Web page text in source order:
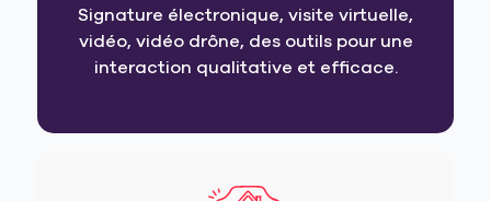
Signature électronique, visite virtuelle,
vidéo, vidéo drône, des outils pour une
interaction qualitative et efficace.